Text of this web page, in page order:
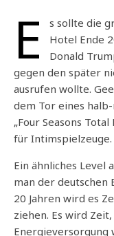
RSS FEED
LINK
EMBED
E
s sollte die
Hotel Ende
Donald
gegen den später
ausrufen wollte.
dem Tor eines
„Four Seasons
für Intimspielzeuge.
Ein ähnliches Level
man der deutschen
20 Jahren wird es
ziehen. Es wird
Energieversorgung